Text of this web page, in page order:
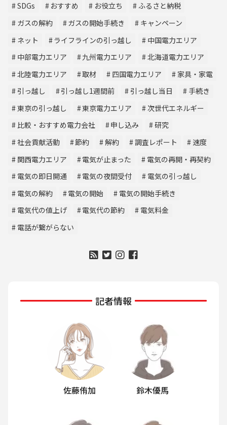
SDGs おすすめ お役立ち
ふるさと納税
ガスの解約
ガスの開始手続き
キャンペーン
ネット
ライフラインの引っ越し
中国電力エリア
中部電力エリア
九州電力エリア
北海道電力エリア
北陸電力エリア
取材 四国電力エリア
家具・家電
引っ越し
引っ越し1週間前 引っ越し当日
手続き
東京の引っ越し
東京電力エリア
次世代エネルギー
比較・おすすめ電力会社
申し込み
研究
社会貢献活動
節約 解約 調査レポート
速度
関西電力エリア
電気が止まった
電気の再開・再契約
電気の即日開通
電気の夜間受付
電気の引っ越し
電気の解約
電気の開始
電気の開始手続き
電気代の値上げ
電気代の節約
電気料金
電話が繋がらない
記者情報
佐藤侑加 鈴木優馬